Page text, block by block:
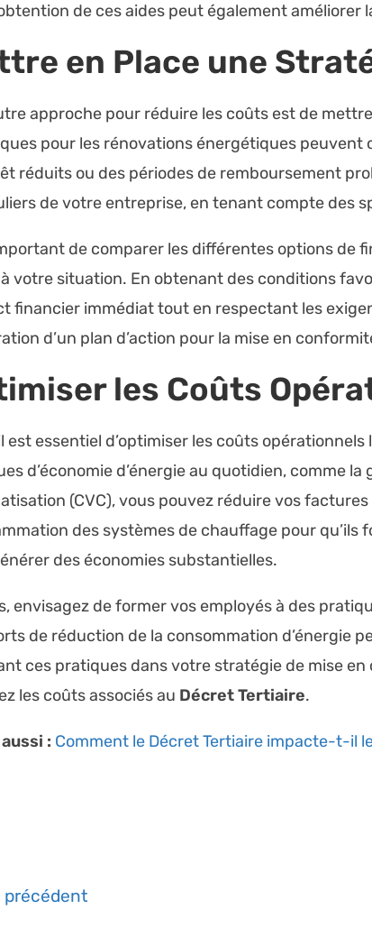
de ces aides peut également
en Place une
approche pour réduire les coûts est de
pour les rénovations énergétiques
réduits ou des périodes de remboursement
de votre entreprise, en tenant compte des
de comparer les différentes options de
votre situation. En obtenant des conditions
financier immédiat tout en respectant les
d’un plan d’action pour la mise en
les Coûts
est essentiel d’optimiser les coûts
d’économie d’énergie au quotidien, comme
(CVC), vous pouvez réduire vos
des systèmes de chauffage pour
des économies substantielles.
envisagez de former vos employés à des
de réduction de la consommation d’énergie
ces pratiques dans votre stratégie de mise
les coûts associés au Décret Tertiaire.
: Comment le Décret Tertiaire impacte-t-il